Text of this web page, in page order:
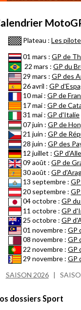
Plateau : Les
01 mars : GP de
22 mars : GP du
29 mars : GP des
26 avril : GP
10 mai : GP de
17 mai : GP de
31 mai : GP d'Italie
07 juin : GP de
21 juin : GP de
28 juin : GP des
12 juillet : GP
09 août : GP de
30 août : GP
13 septembre :
20 septembre :
04 octobre : GP
11 octobre : GP
25 octobre : GP
01 novembre : GP
08 novembre : GP
22 novembre : GP
29 novembre : GP
SAISON 2026|
dossiers Sport